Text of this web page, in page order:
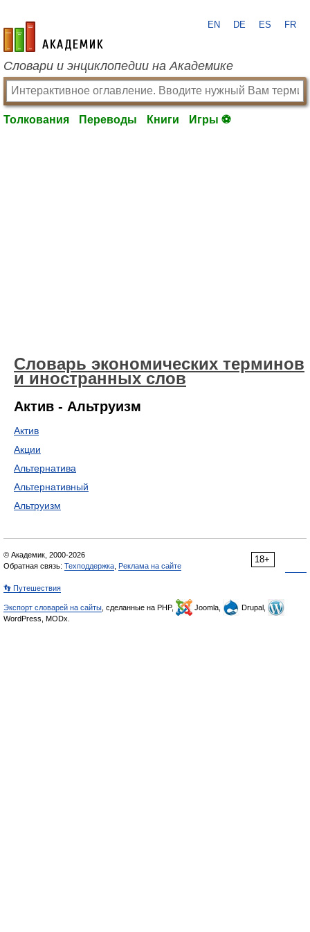
academic.ru
EN DE ES FR
Словари и энциклопедии на Академике
Толкования Переводы Книги Игры ⚽
Словарь экономических терминов
и иностранных слов
Актив - Альтруизм
Актив
Акции
Альтернатива
Альтернативный
Альтруизм
18+
© Академик, 2000-2026
Обратная связь: Техподдержка Реклама на сайте
👣 Путешествия
Экспорт словарей на сайты , сделанные на PHP, Joomla,
Drupal,
WordPress, MODx.